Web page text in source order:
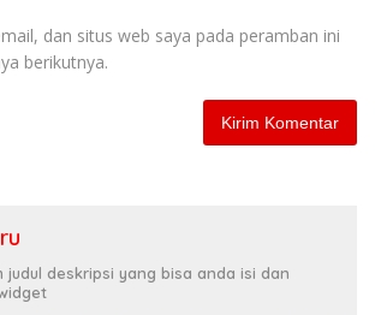
dan situs web saya pada peramban ini
berikutnya.
judul deskripsi yang bisa anda isi dan